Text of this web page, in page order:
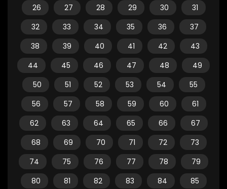
26
27 28 29 30
31
32
33 34 35 36
37
38
39 40 41 42
43
44
45 46 47 48
49
50
51 52 53 54
55
56
57 58 59 60
61
62
63 64 65 66
67
68
69 70 71 72
73
74
75 76 77 78
79
80
81 82 83 84
85